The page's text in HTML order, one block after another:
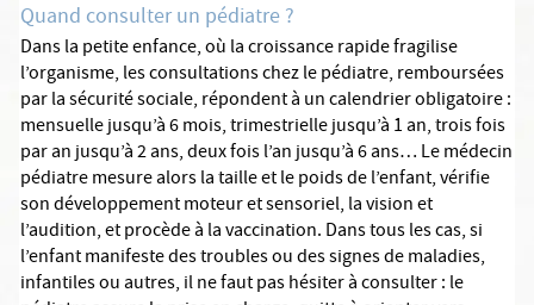
Quand consulter un pédiatre ?
Dans la petite enfance, où la croissance rapide fragilise
l’organisme, les consultations chez le pédiatre, remboursées
par la sécurité sociale, répondent à un calendrier obligatoire :
mensuelle jusqu’à 6 mois, trimestrielle jusqu’à 1 an, trois fois
par an jusqu’à 2 ans, deux fois l’an jusqu’à 6 ans… Le médecin
pédiatre mesure alors la taille et le poids de l’enfant, vérifie
son développement moteur et sensoriel, la vision et
l’audition, et procède à la vaccination. Dans tous les cas, si
l’enfant manifeste des troubles ou des signes de maladies,
infantiles ou autres, il ne faut pas hésiter à consulter : le